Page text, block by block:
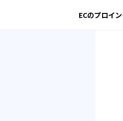
ECのプロイ